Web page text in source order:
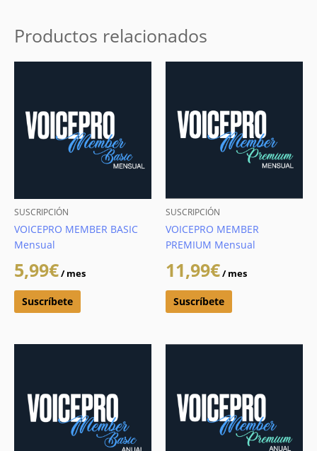
Productos relacionados
SUSCRIPCIÓN
VOICEPRO MEMBER BASIC
Mensual
5,99€/ mes
Suscríbete
SUSCRIPCIÓN
VOICEPRO MEMBER
PREMIUM Mensual
11,99€/ mes
Suscríbete